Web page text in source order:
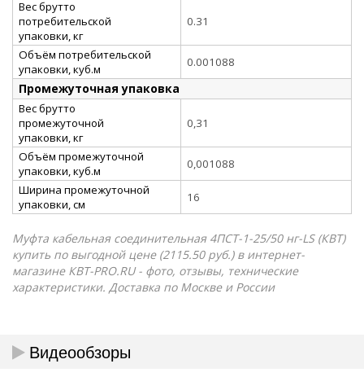
Вес брутто
потребительской
упаковки, кг
0.31
Объём потребительской
упаковки, куб.м
0.001088
Промежуточная упаковка
Вес брутто
промежуточной
упаковки, кг
0,31
Объём промежуточной
упаковки, куб.м
0,001088
Ширина промежуточной
упаковки, см
16
Муфта кабельная соединительная 4ПСТ-1-25/50 нг-LS (КВТ)
купить по выгодной цене (2115.50 руб.) в интернет-
магазине КВТ-PRO.RU - фото, отзывы, технические
характеристики. Доставка по Москве и России
Видеообзоры